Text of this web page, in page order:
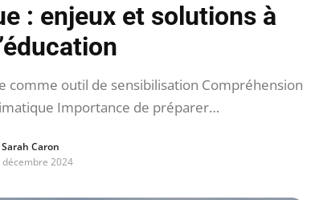
: enjeux et solutions à
comme outil de sensibilisation Compréhension
Importance de préparer…
Sarah Caron
décembre 2024